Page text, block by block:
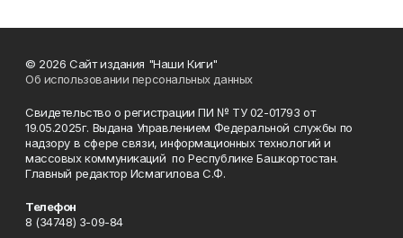
© 2026 Сайт издания "Наши Киги"
Об использовании персональных данных
Свидетельство о регистрации ПИ № ТУ 02-01793 от
19.05.2025г. Выдана Управлением Федеральной службы по
надзору в сфере связи, информационных технологий и
массовых коммуникаций по Республике Башкортостан.
Главный редактор Исмагилова С.Ф.
Телефон
8 (34748) 3-09-84